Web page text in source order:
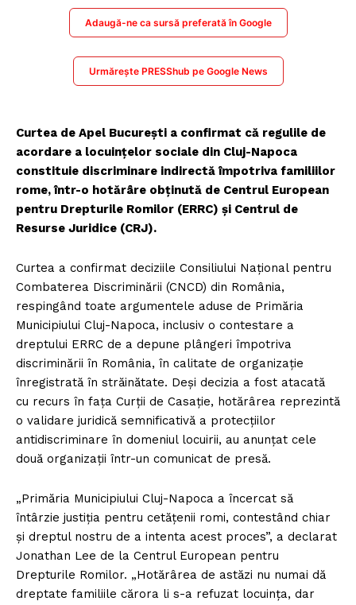
Adaugă-ne ca sursă preferată în Google
Urmărește PRESShub pe Google News
Curtea de Apel București a confirmat că regulile de
acordare a locuințelor sociale din Cluj-Napoca
constituie discriminare indirectă împotriva familiilor
rome, într-o hotărâre obținută de Centrul European
pentru Drepturile Romilor (ERRC) și Centrul de
Resurse Juridice (CRJ).
Curtea a confirmat deciziile Consiliului Național pentru
Combaterea Discriminării (CNCD) din România,
respingând toate argumentele aduse de Primăria
Municipiului Cluj-Napoca, inclusiv o contestare a
dreptului ERRC de a depune plângeri împotriva
discriminării în România, în calitate de organizație
înregistrată în străinătate. Deși decizia a fost atacată
cu recurs în fața Curții de Casație, hotărârea reprezintă
o validare juridică semnificativă a protecțiilor
antidiscriminare în domeniul locuirii, au anunțat cele
două organizații într-un comunicat de presă.
„Primăria Municipiului Cluj-Napoca a încercat să
întârzie justiția pentru cetățenii romi, contestând chiar
și dreptul nostru de a intenta acest proces”, a declarat
Jonathan Lee de la Centrul European pentru
Drepturile Romilor. „Hotărârea de astăzi nu numai dă
dreptate familiile cărora li s-a refuzat locuința, dar